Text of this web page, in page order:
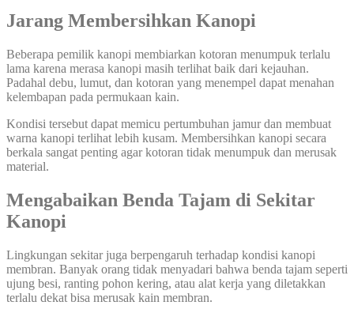
Jarang Membersihkan Kanopi
Beberapa pemilik kanopi membiarkan kotoran menumpuk terlalu
lama karena merasa kanopi masih terlihat baik dari kejauhan.
Padahal debu, lumut, dan kotoran yang menempel dapat menahan
kelembapan pada permukaan kain.
Kondisi tersebut dapat memicu pertumbuhan jamur dan membuat
warna kanopi terlihat lebih kusam. Membersihkan kanopi secara
berkala sangat penting agar kotoran tidak menumpuk dan merusak
material.
Mengabaikan Benda Tajam di Sekitar
Kanopi
Lingkungan sekitar juga berpengaruh terhadap kondisi kanopi
membran. Banyak orang tidak menyadari bahwa benda tajam seperti
ujung besi, ranting pohon kering, atau alat kerja yang diletakkan
terlalu dekat bisa merusak kain membran.